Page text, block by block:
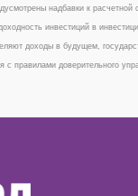
надбавки к
инвестиций в
доходы в будущем,
с правилами доверительного